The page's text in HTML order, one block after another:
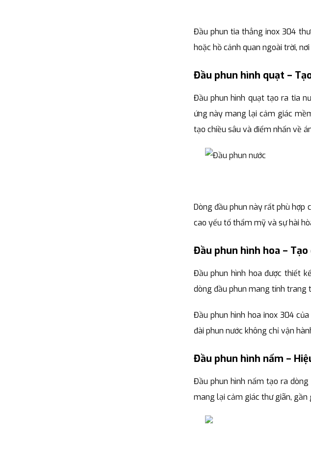
Đầu phun tia thẳng inox 304
hoặc hồ cảnh quan ngoài trời,
Đầu phun hình quạt –
Đầu phun hình quạt tạo ra tia
ứng này mang lại cảm giác
tạo chiều sâu và điểm nhấn về
Dòng đầu phun này rất phù hợp
cao yếu tố thẩm mỹ và sự hài
Đầu phun hình hoa –
Đầu phun hình hoa được thiết
dòng đầu phun mang tính trang
Đầu phun hình hoa inox 304
đài phun nước không chỉ vận
Đầu phun hình nấm –
Đầu phun hình nấm tạo ra
mang lại cảm giác thư giãn,